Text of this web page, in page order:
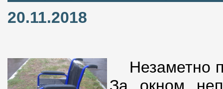
20.11.2018
Незаметно